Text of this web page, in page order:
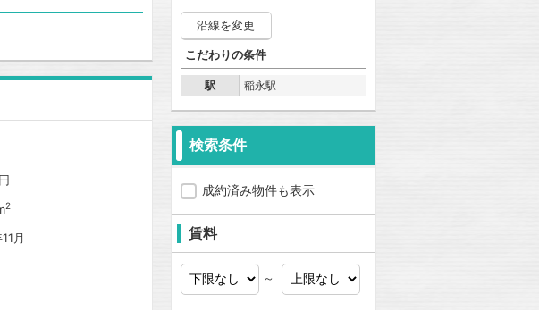
2
月
沿線を変更
こだわりの条件
駅 稲永駅
検索条件
成約済み物件も表示
賃料
～